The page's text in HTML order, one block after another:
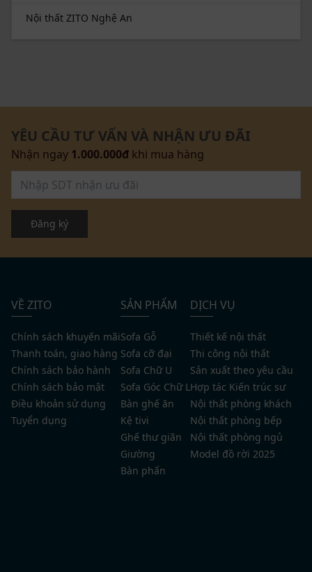
Nội thất ZITO Nghệ An
YÊU CẦU TƯ VẤN VÀ NHẬN ƯU ĐÃI
Nhận ngay 1.000.000đ khi mua hàng
Đăng ký
VỀ ZITO
Chính sách khuyến mãi
Thanh toán, giao hàng
Chính sách bảo hành
Chính sách bảo mật
Điều khoản sử dụng
Tuyển dụng
SẢN PHẨM
Sofa Gỗ
Sofa cỡ đại
Sofa Chữ U
Sofa Góc Chữ L
Bàn ghế ăn
Kệ tivi
Ghế thư giãn
Giường
Bàn phấn
DỊCH VỤ
Thiết kế nội thất
Thi công nội thất
Sản xuất theo yêu cầu
Hợp tác Kiến trúc sư
Nội thất phòng khách
Nội thất phòng bếp
Nội thất phòng ngủ
Model đồ rời 2025